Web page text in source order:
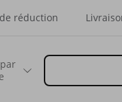
réduction